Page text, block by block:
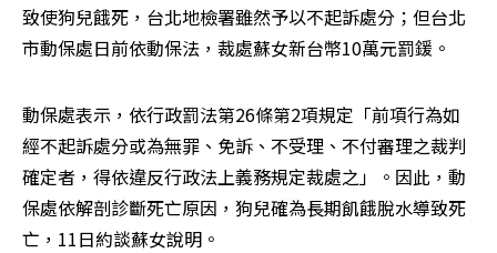
致使狗兒餓死，台北地檢署雖然予以不起訴處分；但台北
市動保處日前依動保法，裁處蘇女新台幣10萬元罰鍰。
動保處表示，依行政罰法第26條第2項規定「前項行為如
經不起訴處分或為無罪、免訴、不受理、不付審理之裁判
確定者，得依違反行政法上義務規定裁處之」。因此，動
保處依解剖診斷死亡原因，狗兒確為長期飢餓脫水導致死
亡，11日約談蘇女說明。